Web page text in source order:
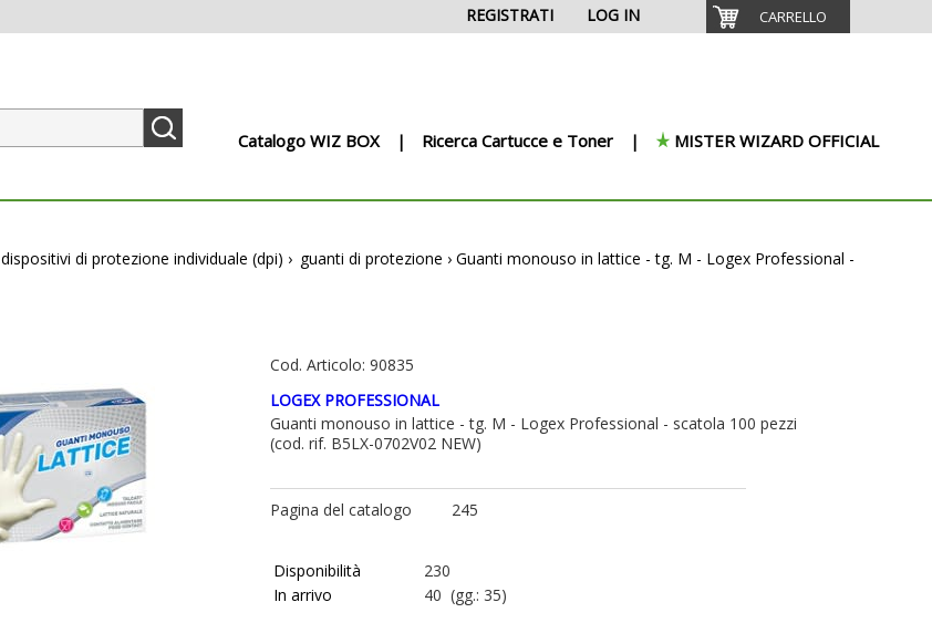
CARRELLO
LOG IN
REGISTRATI
Catalogo WIZ BOX Ricerca Cartucce e Toner MISTER WIZARD OFFICIAL
dispositivi di protezione individuale (dpi) › guanti di protezione › Guanti monouso in lattice - tg. M - Logex Professional -
Cod. Articolo: 90835
LOGEX PROFESSIONAL
Guanti monouso in lattice - tg. M - Logex Professional - scatola 100 pezzi
(cod. rif. B5LX-0702V02 NEW)
Pagina del catalogo 245
Disponibilità
230
In arrivo
40 (gg.: 35)